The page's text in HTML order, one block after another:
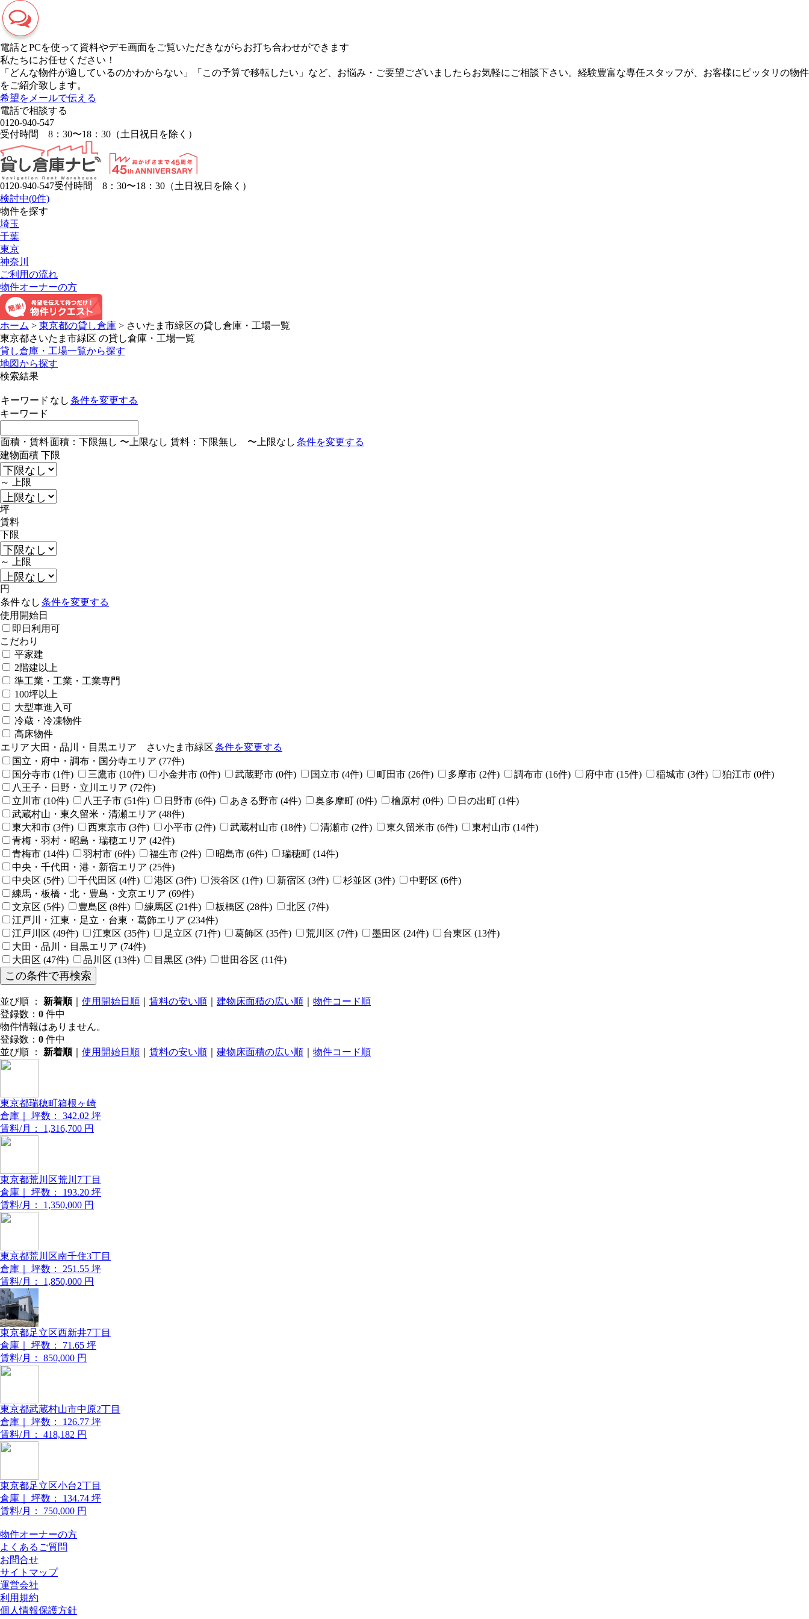
電話とPCを使って資料やデモ画面をご覧いただきながらお打ち合わせができます
私たちにお任せください！
「どんな物件が適しているのかわからない」「この予算で移転したい」など、お悩み・ご要望ございましたらお気軽にご相談下さい。経験豊富な専任スタッフが、お客様にピッタリの物件
をご紹介致します。
希望をメールで伝える
電話で相談する
0120-940-547
受付時間 8：30〜18：30（土日祝日を除く）
0120-940-547受付時間 8：30〜18：30（土日祝日を除く）
検討中(0件)
物件を探す
埼玉
千葉
東京
神奈川
ご利用の流れ
物件オーナーの方
ホーム > 東京都の貸し倉庫 > さいたま市緑区の貸し倉庫・工場一覧
東京都さいたま市緑区 の貸し倉庫・工場一覧
貸し倉庫・工場一覧から探す
地図から探す
検索結果
キーワード なし 条件を変更する
キーワード
面積・賃料面積： 下限無し 〜 上限なし 賃料： 下限無し 〜 上限なし 条件を変更する
建物面積 下限
～ 上限
坪
賃料
下限
～ 上限
円
条件なし 条件を変更する
使用開始日
即日利用可
こだわり
平家建
2階建以上
準工業・工業・工業専門
100坪以上
大型車進入可
冷蔵・冷凍物件
高床物件
エリア 大田・品川・目黒エリア さいたま市緑区条件を変更する
国立・府中・調布・国分寺エリア (77件)
国分寺市 (1件) 三鷹市 (10件) 小金井市 (0件) 武蔵野市 (0件) 国立市 (4件) 町田市 (26件) 多摩市 (2件) 調布市 (16件) 府中市 (15件) 稲城市 (3件) 狛江市 (0件)
八王子・日野・立川エリア (72件)
立川市 (10件) 八王子市 (51件) 日野市 (6件) あきる野市 (4件) 奥多摩町 (0件) 檜原村 (0件) 日の出町 (1件)
武蔵村山・東久留米・清瀬エリア (48件)
東大和市 (3件) 西東京市 (3件) 小平市 (2件) 武蔵村山市 (18件) 清瀬市 (2件) 東久留米市 (6件) 東村山市 (14件)
青梅・羽村・昭島・瑞穂エリア (42件)
青梅市 (14件) 羽村市 (6件) 福生市 (2件) 昭島市 (6件) 瑞穂町 (14件)
中央・千代田・港・新宿エリア (25件)
中央区 (5件) 千代田区 (4件) 港区 (3件) 渋谷区 (1件) 新宿区 (3件) 杉並区 (3件) 中野区 (6件)
練馬・板橋・北・豊島・文京エリア (69件)
文京区 (5件) 豊島区 (8件) 練馬区 (21件) 板橋区 (28件) 北区 (7件)
江戸川・江東・足立・台東・葛飾エリア (234件)
江戸川区 (49件) 江東区 (35件) 足立区 (71件) 葛飾区 (35件) 荒川区 (7件) 墨田区 (24件) 台東区 (13件)
大田・品川・目黒エリア (74件)
大田区 (47件) 品川区 (13件) 目黒区 (3件) 世田谷区 (11件)
並び順 ： 新着順｜ 使用開始日順 賃料の安い順 建物床面積の広い順
物件コード順
登録数： 0 件中
物件情報はありません。
登録数： 0 件中
並び順 ： 新着順｜ 使用開始日順 賃料の安い順 建物床面積の広い順 物件コード順
東京都瑞穂町箱根ヶ崎
倉庫｜
坪数： 342.02 坪
賃料/月：
1,316,700 円
東京都荒川区荒川7丁目
倉庫｜
坪数： 193.20 坪
賃料/月：
1,350,000 円
東京都荒川区南千住3丁目
倉庫｜
坪数： 251.55 坪
賃料/月：
1,850,000 円
東京都足立区西新井7丁目
倉庫｜
坪数： 71.65 坪
賃料/月：
850,000 円
東京都武蔵村山市中原2丁目
倉庫｜
坪数： 126.77 坪
賃料/月：
418,182 円
東京都足立区小台2丁目
倉庫｜
坪数： 134.74 坪
賃料/月：
750,000 円
物件オーナーの方
よくあるご質問
お問合せ
サイトマップ
運営会社
利用規約
個人情報保護方針